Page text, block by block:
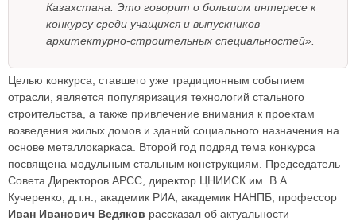
Казахстана. Это говорит о большом интересе к
конкурсу среди учащихся и выпускников
архитектурно-строительных специальностей».
Целью конкурса, ставшего уже традиционным событием
отрасли, является популяризация технологий стального
строительства, а также привлечение внимания к проектам
возведения жилых домов и зданий социального назначения на
основе металлокаркаса. Второй год подряд тема конкурса
посвящена модульным стальным конструкциям. Председатель
Совета Директоров АРСС, директор ЦНИИСК им. В.А.
Кучеренко, д.т.н., академик РИА, академик НАНПБ, профессор
Иван Иванович Ведяков рассказал об актуальности